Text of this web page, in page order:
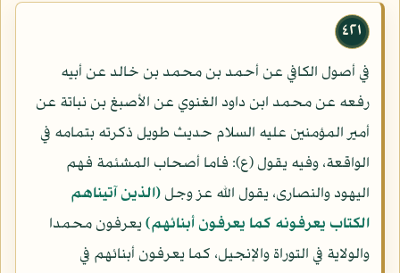
٤٢١
في أصول الكافي عن أحمد بن محمد بن خالد عن أبيه
رفعه عن محمد ابن داود الغنوي عن الأصبغ بن نباتة عن
أمير المؤمنين عليه السلام حديث طويل ذكرته بتمامه في
الواقعة، وفيه يقول (ع): فاما أصحاب المشئمة فهم
اليهود والنصارى، يقول الله عز وجل(الذين آتيناهم
الكتاب يعرفونه كما يعرفون أبنائهم)يعرفون محمدا
والولاية في التوراة والإنجيل، كما يعرفون أبنائهم في